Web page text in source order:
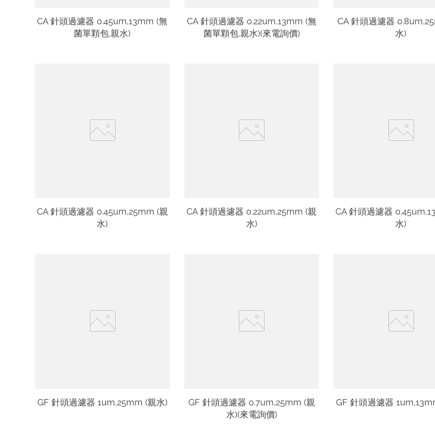
CA 針頭過濾器 0.45um,13mm (無
菌單顆包,親水)
CA 針頭過濾器 0.22um,13mm (無
菌單顆包,親水)(來電詢價)
CA 針頭過濾器
水)
CA 針頭過濾器 0.45um,25mm (親
水)
CA 針頭過濾器 0.22um,25mm (親
水)
CA 針頭過濾器
水)
GF 針頭過濾器 1um,25mm (親水)
GF 針頭過濾器 0.7um,25mm (親
水)(來電詢價)
GF 針頭過濾器